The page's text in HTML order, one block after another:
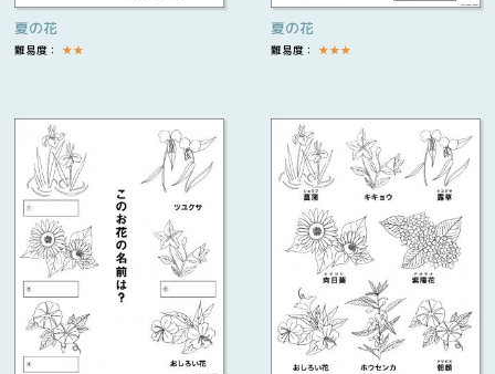
夏の花
難易度： ★★
夏の花
難易度： ★★★